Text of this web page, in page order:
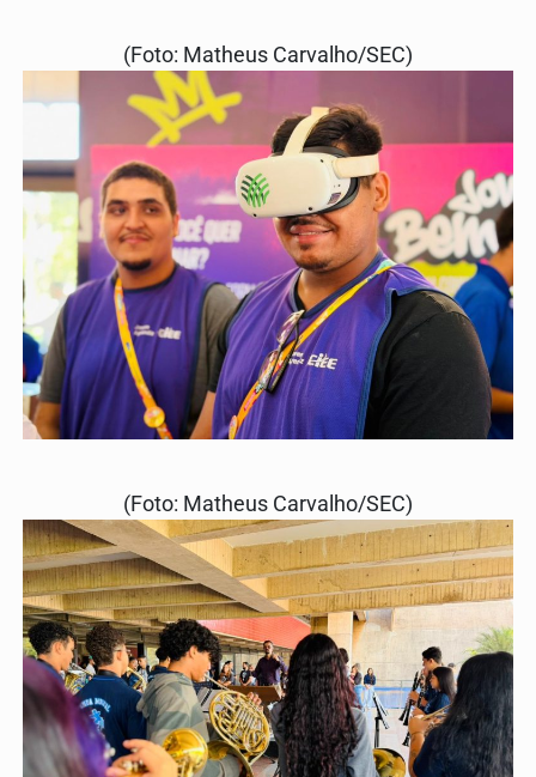
(Foto: Matheus Carvalho/SEC)
(Foto: Matheus Carvalho/SEC)